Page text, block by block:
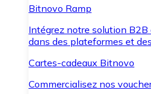
Bitnovo Ramp
Intégrez notre solution
dans des plateformes et
Cartes-cadeaux Bitnovo
Commercialisez nos